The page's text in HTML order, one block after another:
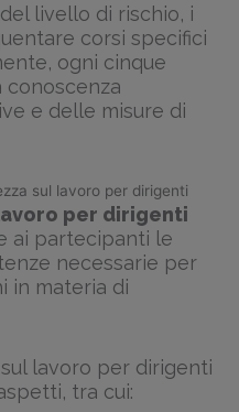
livello di rischio, i
corsi specifici
ogni cinque
conoscenza
e delle misure di
sul lavoro per dirigenti
per dirigenti
ai partecipanti le
necessarie per
in materia di
lavoro per dirigenti
tra cui: